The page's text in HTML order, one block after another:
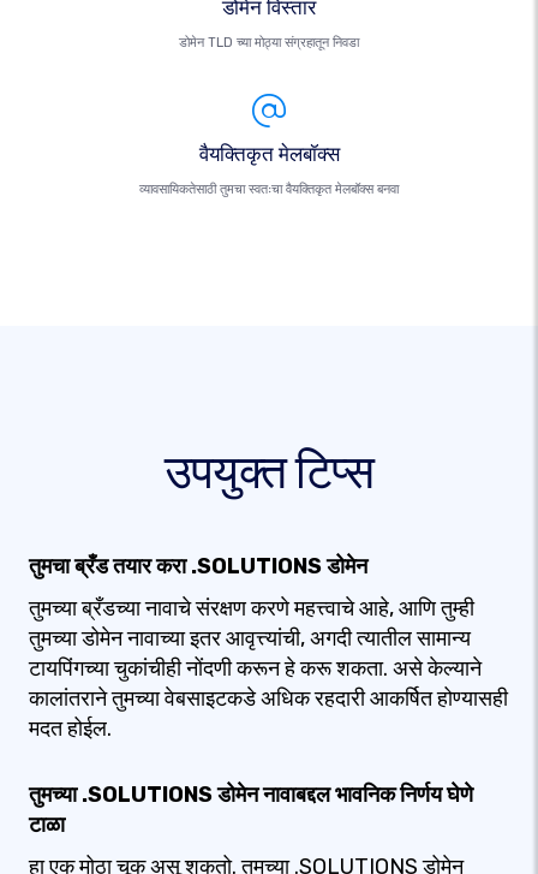
डोमेन विस्तार
डोमेन TLD च्या मोठ्या संग्रहातून निवडा
वैयक्तिकृत मेलबॉक्स
व्यावसायिकतेसाठी तुमचा स्वतःचा वैयक्तिकृत मेलबॉक्स बनवा
उपयुक्त टिप्स
तुमचा ब्रँड तयार करा .SOLUTIONS डोमेन
तुमच्या ब्रँडच्या नावाचे संरक्षण करणे महत्त्वाचे आहे, आणि तुम्ही
तुमच्या डोमेन नावाच्या इतर आवृत्त्यांची, अगदी त्यातील सामान्य
टायपिंगच्या चुकांचीही नोंदणी करून हे करू शकता. असे केल्याने
कालांतराने तुमच्या वेबसाइटकडे अधिक रहदारी आकर्षित होण्यासही
मदत होईल.
तुमच्या .SOLUTIONS डोमेन नावाबद्दल भावनिक निर्णय घेणे
टाळा
हा एक मोठा चूक असू शकतो. तुमच्या .SOLUTIONS डोमेन